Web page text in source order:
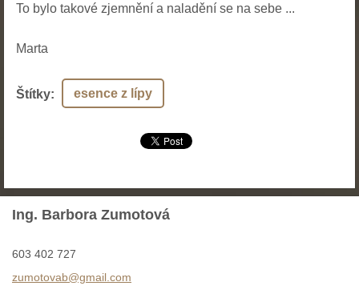
To bylo takové zjemnění a naladění se na sebe ...
Marta
Štítky: esence z lípy
Ing. Barbora Zumotová
603 402 727
zumotovab@gmail. com